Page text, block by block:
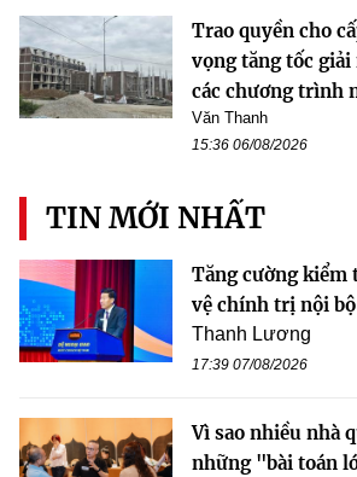
Trao quyền cho
vọng tăng tốc giải
các chương trình
Văn Thanh
15:36 06/08/2026
TIN MỚI NHẤT
Tăng cường kiểm
vệ chính trị nội
Thanh Lương
17:39 07/08/2026
Vì sao nhiều nhà
những "bài toán